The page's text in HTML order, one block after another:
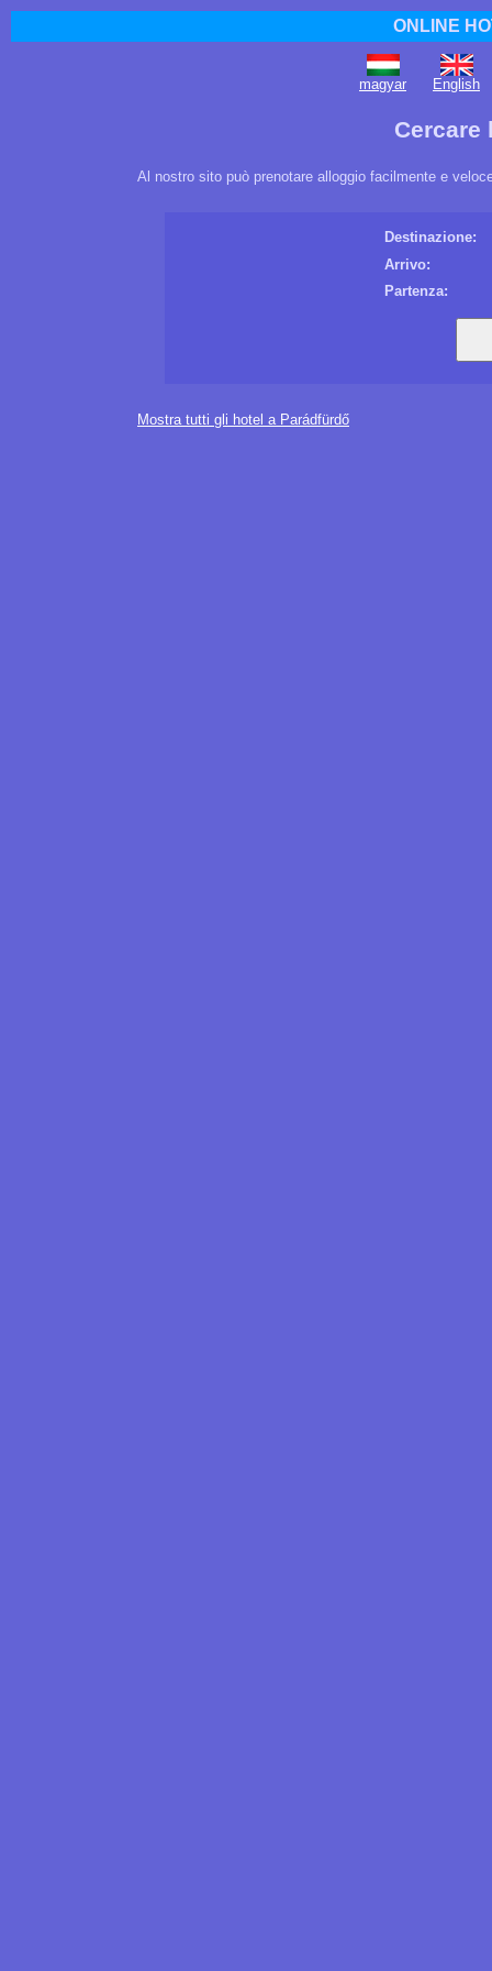
ONLINE
magyar English
Cercare
Al nostro sito può prenotare alloggio facilmente e
Destinazione:
Arrivo:
Partenza:
Mostra tutti gli hotel a Parádfürdő